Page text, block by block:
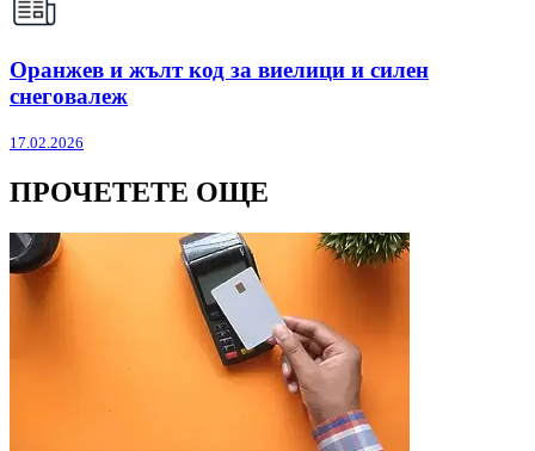
Оранжев и жълт код за виелици и силен
снеговалеж
17.02.2026
ПРОЧЕТЕТЕ ОЩЕ